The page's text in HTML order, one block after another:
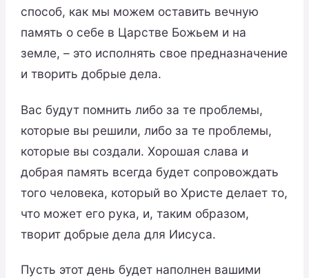
способ, как мы можем оставить вечную
память о себе в Царстве Божьем и на
земле, – это исполнять свое предназначение
и творить добрые дела.
Вас будут помнить либо за те проблемы,
которые вы решили, либо за те проблемы,
которые вы создали. Хорошая слава и
добрая память всегда будет сопровождать
того человека, который во Христе делает то,
что может его рука, и, таким образом,
творит добрые дела для Иисуса.
Пусть этот день будет наполнен вашими